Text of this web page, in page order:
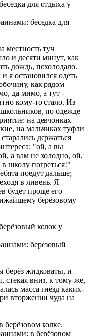
беседка для
местность туч
и десяти минут, как
дождь, похолодало.
я остановился одеть
как рядом
да мимо, а тут -
кому-то стало. Из
по одежде
на девчонках
на мальчиках туфли
держаться
"ой, а вы
а вам не холодно, ой,
в школу погреться!"
поедут дальше;
в ливень. Я
будет проще его
берёзовому
берёзовый
берёз жидковаты, и
стекая вниз, к тому-же,
масса гнёзд каких-
вторжении чуда на
в берёзовом